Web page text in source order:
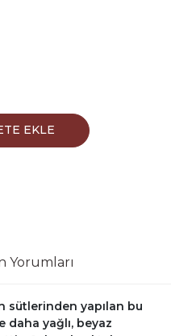
EKLE
Yorumları
sütlerinden yapılan bu
yağlı, beyaz